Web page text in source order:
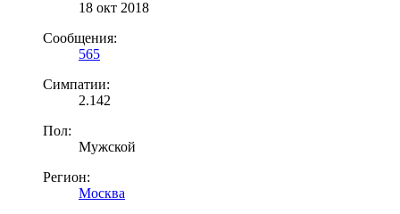
18 окт 2018
Сообщения:
565
Симпатии:
2.142
Пол:
Мужской
Регион:
Москва